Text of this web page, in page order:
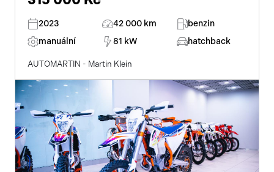
2023 42 000 km
benzin
manuální
81 kW hatchback
AUTOMARTIN - Martin Klein